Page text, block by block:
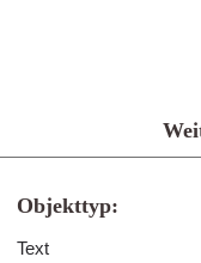
Objekttyp:
Text